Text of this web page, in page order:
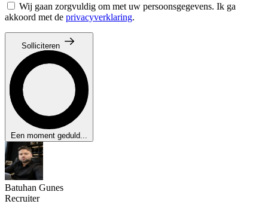
Wij gaan zorgvuldig om met uw persoonsgegevens. Ik ga
akkoord met de privacyverklaring.
Solliciteren
Een moment geduld...
Batuhan Gunes
Recruiter